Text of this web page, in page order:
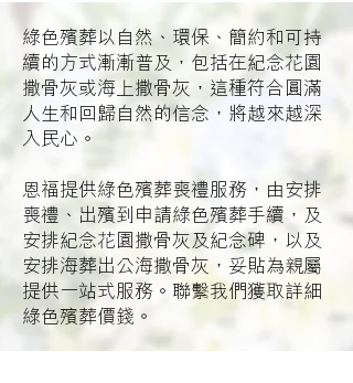
綠色殯葬以自然、環保、簡約和可持
續的方式漸漸普及，包括在紀念花園
撒骨灰或海上撒骨灰，這種符合圓滿
人生和回歸自然的信念，將越來越深
入民心。​
恩福提供綠色殯葬喪禮服務，由安排
喪禮、出殯到申請綠色殯葬手續，及
安排紀念花園撒骨灰及紀念碑，以及
安排海葬出公海撒骨灰，妥貼為親屬
提供一站式服務。聯繫我們獲取詳細
綠色殯葬價錢。